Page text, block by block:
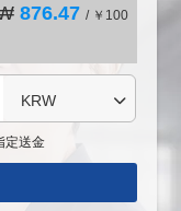
876.47 / ￥100
KRW
定送金